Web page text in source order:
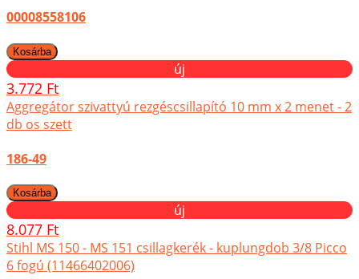
00008558106
új
3.772 Ft
Aggregátor szivattyú rezgéscsillapító 10 mm x 2 menet - 2
db os szett
186-49
új
8.077 Ft
Stihl MS 150 - MS 151 csillagkerék - kuplungdob 3/8 Picco
6 fogú (11466402006)